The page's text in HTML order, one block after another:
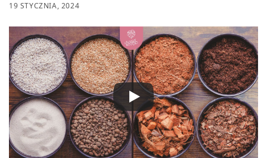
19 STYCZNIA, 2024